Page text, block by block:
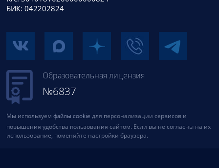
БИК: 042202824
Образовательная лицензия
№6837
Мы используем файлы cookie для персонализации сервисов и
повышения удобства пользования сайтом. Если вы не согласны на их
использование, поменяйте настройки браузера.